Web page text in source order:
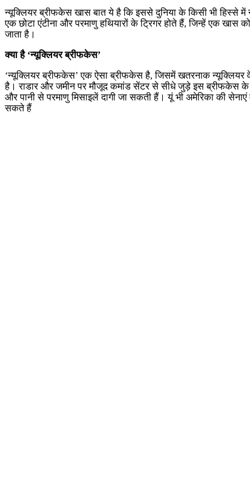
न्यूक्लियर ब्रीफकेस खास बात ये है कि इससे दुनिया के किसी भी
एक छोटा एंटीना और परमाणु हथियारों के ट्रिगर होते हैं, जिन्हें एक
जाता है।
क्या है ‘न्यूक्लियर ब्रीफकेस’
‘न्यूक्लियर ब्रीफकेस’ एक ऐसा ब्रीफकेस है, जिसमें खतरनाक
है। राडार और जमीन पर मौजूद कमांड सेंटर से सीधे जुड़े इस ब्रीफकेस के
और पानी से परमाणु मिसाइलें दागी जा सकती हैं। यूं भी अमेरिका की
सकते हैं